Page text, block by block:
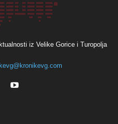
iz Velike Gorice i Turopolja